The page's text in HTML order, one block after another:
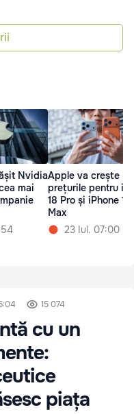
Nvidia
mai
Apple va crește
prețurile pentru
18 Pro și iPhone 18
Max
23 Iul. 07:00
15 074
cu un
piața